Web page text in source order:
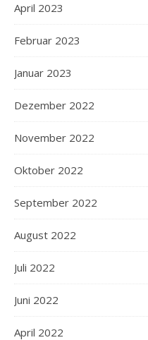
April 2023
Februar 2023
Januar 2023
Dezember 2022
November 2022
Oktober 2022
September 2022
August 2022
Juli 2022
Juni 2022
April 2022